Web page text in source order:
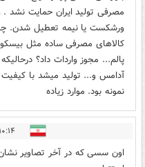
مصرفی تولید ایران حمایت نشد .
ورشکست یا نیمه تعطیل شدن.
کالاهای مصرفی ساده مثل
پالم... مجوز واردات داد؟
آدامس و... تولید میشد با
نمونه بود. موارد زیاده
۱۰:۱۴ - ۱۳۹۸/۰۴/۰۵
اون سسی که در آخر تصاویر